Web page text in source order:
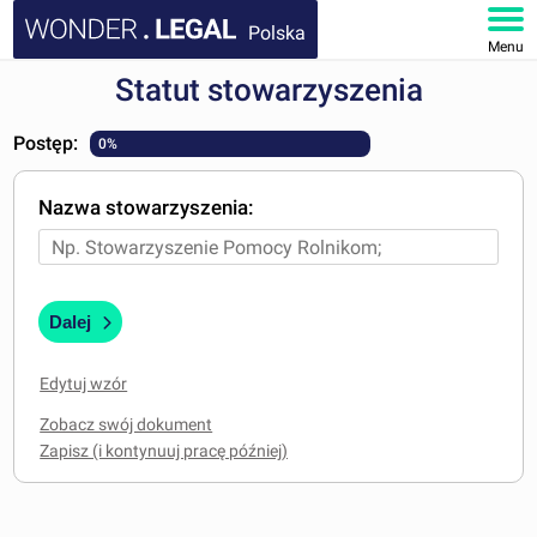
Polska
Menu
STRONA GŁÓWNA
DOKUMENTY
FAQ
Statut stowarzyszenia
Postęp: 0%
Nazwa stowarzyszenia:
Dalej
Edytuj wzór
Zobacz swój dokument